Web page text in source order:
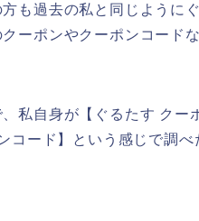
も過去の私と同じように
ーポンやクーポンコード
私自身が【ぐるたす クー
コード】という感じで調